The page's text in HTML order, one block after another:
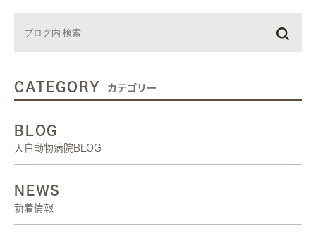
CATEGORY カテゴリー
BLOG
天白動物病院BLOG
NEWS
新着情報